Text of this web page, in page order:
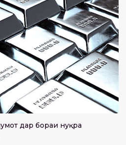
дар бораи нуқра